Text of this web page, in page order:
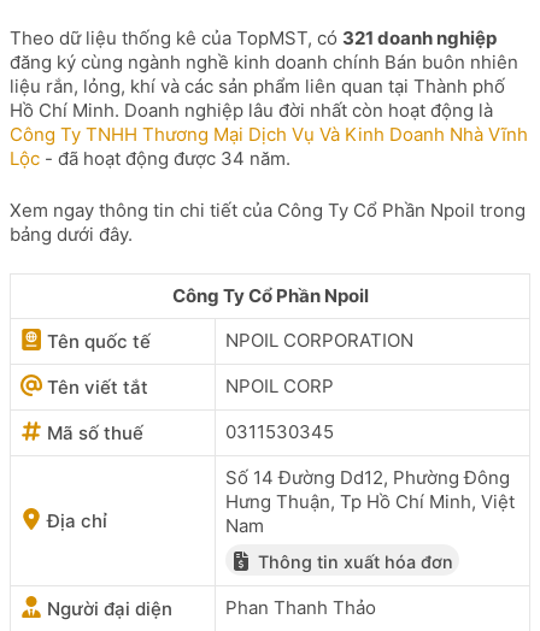
Theo dữ liệu thống kê của TopMST, có 321 doanh nghiệp
đăng ký cùng ngành nghề kinh doanh chính Bán buôn nhiên
liệu rắn, lỏng, khí và các sản phẩm liên quan tại Thành phố
Hồ Chí Minh. Doanh nghiệp lâu đời nhất còn hoạt động là
Công Ty TNHH Thương Mại Dịch Vụ Và Kinh Doanh Nhà Vĩnh
Lộc - đã hoạt động được 34 năm.
Xem ngay thông tin chi tiết của Công Ty Cổ Phần Npoil trong
bảng dưới đây.
Công Ty Cổ Phần Npoil
Tên quốc tế
NPOIL CORPORATION
Tên viết tắt NPOIL CORP
Mã số thuế 0311530345
Địa chỉ
Số 14 Đường Dd12, Phường Đông
Hưng Thuận, Tp Hồ Chí Minh, Việt
Nam
Thông tin xuất hóa đơn
Người đại diện Phan Thanh Thảo